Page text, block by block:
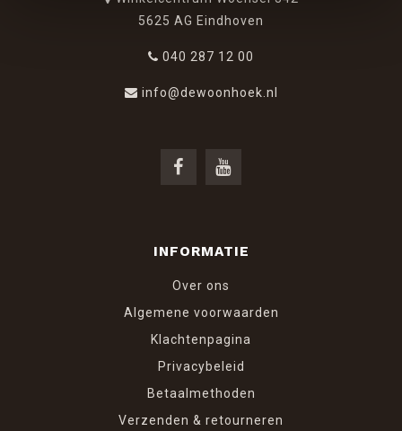
5625 AG Eindhoven
040 287 12 00
info@dewoonhoek.nl
INFORMATIE
Over ons
Algemene voorwaarden
Klachtenpagina
Privacybeleid
Betaalmethoden
Verzenden & retourneren